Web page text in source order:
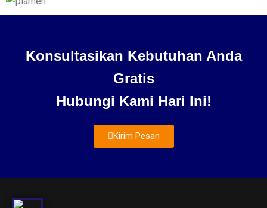
Konsultasikan Kebutuhan Anda
Gratis
Hubungi Kami Hari Ini!
Kirim Pesan